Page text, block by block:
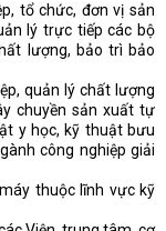
tổ chức, đơn vị sản
lý trực tiếp các bộ
lượng, bảo trì bảo
quản lý chất lượng
chuyền sản xuất tự
y học, kỹ thuật bưu
công nghiệp giải
thuộc lĩnh vực kỹ